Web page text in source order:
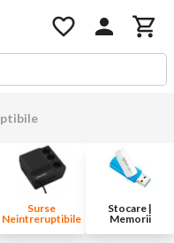
Surse
Neintreruptibile
Stocare |
Memorii